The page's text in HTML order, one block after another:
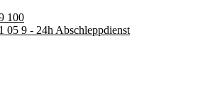
100
05 9 - 24h Abschleppdienst